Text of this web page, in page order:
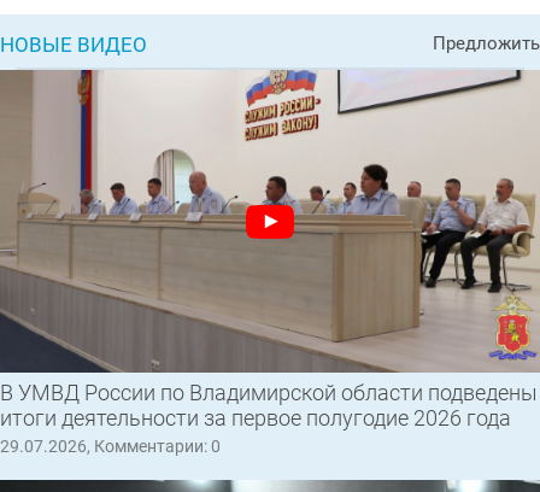
НОВЫЕ ВИДЕО Предложить
В УМВД России по Владимирской области подведены
итоги деятельности за первое полугодие 2026 года
29.07.2026, Комментарии: 0